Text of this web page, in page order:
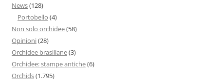
News(128)
Portobello (4)
Non solo orchidee(58)
Opinioni(28)
Orchidee brasiliane(3)
Orchidee: stampe antiche(6)
Orchids(1.795)